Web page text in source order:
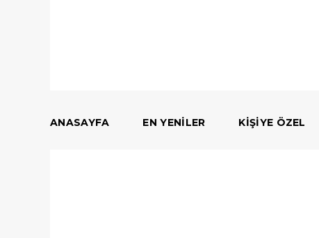
ANASAYFA EN YENILER KIŞIYE ÖZEL